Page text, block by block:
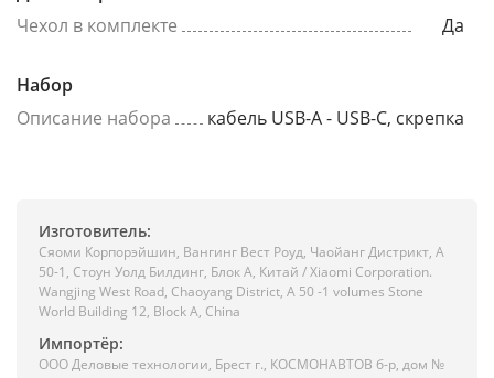
Чехол в комплекте
Да
Набор
Описание набора
кабель USB-A - USB-C, скрепка
Изготовитель:
Сяоми Корпорэйшин, Вангинг Вест Роуд, Чаойанг Дистрикт, А
50-1, Стоун Уолд Билдинг, Блок А, Китай / Xiaomi Corporation.
Wangjing West Road, Chaoyang District, A 50 -1 volumes Stone
World Building 12, Block A, China
Импортёр:
ООО Деловые технологии, Брест г., КОСМОНАВТОВ б-р, дом №